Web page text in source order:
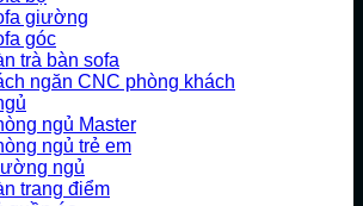
giường
góc
trà bàn sofa
ngăn CNC phòng khách
ngủ Master
ngủ trẻ em
ngủ
trang điểm